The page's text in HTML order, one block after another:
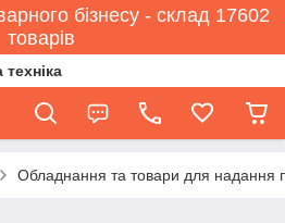
бізнесу - склад 17602
товарів
Обладнання та товари для надання